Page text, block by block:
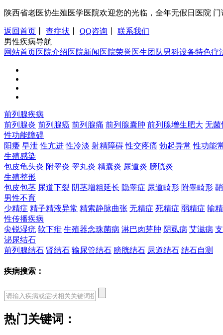
陕西省老医协生殖医学医院欢迎您的光临，全年无假日医院 门
返回首页 查症状 QQ咨询
联系我们
男性疾病导航
网站首页医院介绍医院新闻 医院荣誉医生团队男科设备特色疗
前列腺疾病
前列腺炎 前列腺癌 前列腺痛 前列腺囊肿 前列腺增生肥大 无菌
性功能障碍
阳痿 早泄 性亢进 性冷淡 射精障碍 性交疼痛 勃起异常 性功能
生殖感染
包皮龟头炎 附睾炎 睾丸炎 精囊炎 尿道炎 膀胱炎
生殖整形
包皮包茎 尿道下裂 阴茎增粗延长 隐睾症 尿道畸形 附睾畸形
男性不育
少精症 精子精液异常 精索静脉曲张 无精症 死精症 弱精症 输
性传播疾病
尖锐湿疣 软下疳 生殖器念珠菌病 淋巴肉芽肿 阴虱病 艾滋病
泌尿结石
前列腺结石 肾结石 输尿管结石 膀胱结石 尿道结石 结石自测
疾病搜索：
热门关键词：